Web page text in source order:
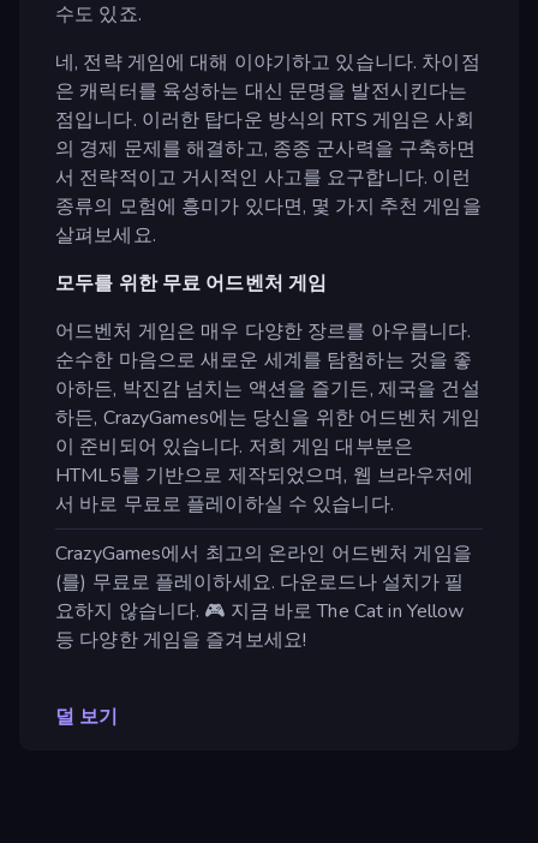
수도 있죠.
네, 전략 게임에 대해 이야기하고 있습니다. 차이점
은 캐릭터를 육성하는 대신 문명을 발전시킨다는
점입니다. 이러한 탑다운 방식의 RTS 게임은 사회
의 경제 문제를 해결하고, 종종 군사력을 구축하면
서 전략적이고 거시적인 사고를 요구합니다. 이런
종류의 모험에 흥미가 있다면, 몇 가지 추천 게임을
살펴보세요.
모두를 위한 무료 어드벤처 게임
어드벤처 게임은 매우 다양한 장르를 아우릅니다.
순수한 마음으로 새로운 세계를 탐험하는 것을 좋
아하든, 박진감 넘치는 액션을 즐기든, 제국을 건설
하든, CrazyGames에는 당신을 위한 어드벤처 게임
이 준비되어 있습니다. 저희 게임 대부분은
HTML5를 기반으로 제작되었으며, 웹 브라우저에
서 바로 무료로 플레이하실 수 있습니다.
CrazyGames에서 최고의 온라인 어드벤처 게임을
(를) 무료로 플레이하세요. 다운로드나 설치가 필
요하지 않습니다. 🎮 지금 바로 The Cat in Yellow
등 다양한 게임을 즐겨보세요!
덜 보기